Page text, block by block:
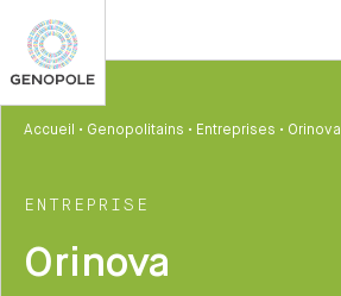
Accueil • Genopolitains • Entreprises • Orinova
ENTREPRISE
Orinova